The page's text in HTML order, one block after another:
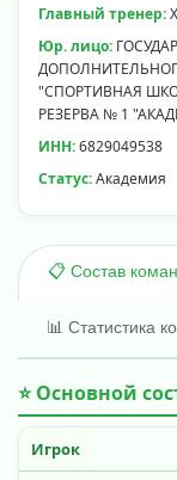
Главный тренер:
Юр. лицо:
"СПОРТИВНАЯ
РЕЗЕРВА № 1
ИНН:6829049538
Статус:Академия
📋 Состав
📊 Статистика
⭐ Основной
Игрок